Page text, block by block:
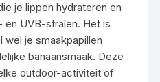
je lippen hydrateren en
en UVB-stralen. Het is
wel je smaakpapillen
banaansmaak. Deze
outdoor-activiteit of